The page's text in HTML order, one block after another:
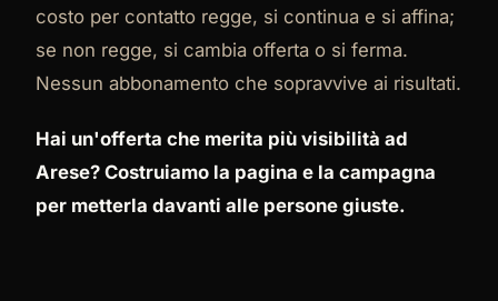
costo per contatto regge, si continua e si affina;
se non regge, si cambia offerta o si ferma.
Nessun abbonamento che sopravvive ai risultati.
Hai un'offerta che merita più visibilità ad
Arese? Costruiamo la pagina e la campagna
per metterla davanti alle persone giuste.